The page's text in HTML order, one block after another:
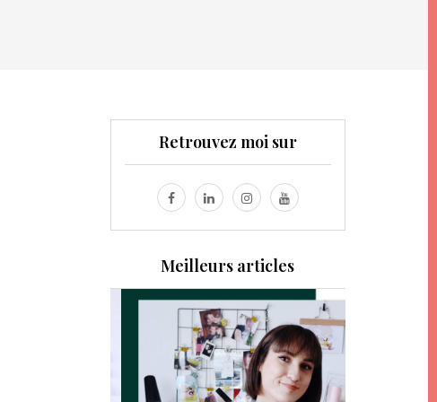
Retrouvez moi sur
Meilleurs articles